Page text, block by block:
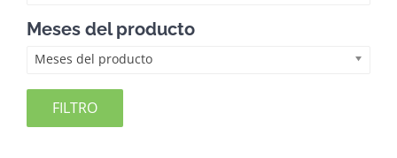
Meses del producto
Meses del producto
FILTRO